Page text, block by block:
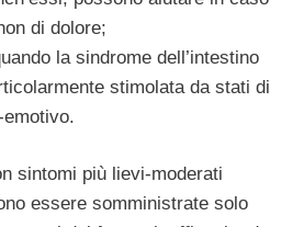
di dolore;
la sindrome dell’intestino
stimolata da stati di
sintomi più lievi-moderati
essere somministrate solo